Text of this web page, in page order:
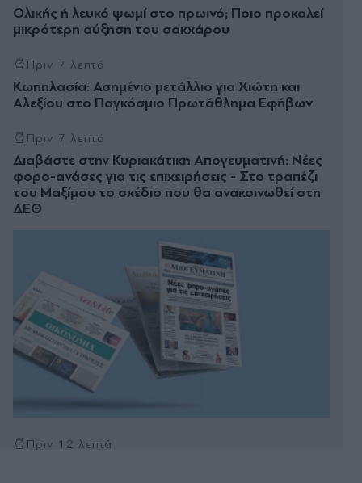
Ολικής ή λευκό ψωμί στο πρωινό; Ποιο προκαλεί
μικρότερη αύξηση του σακχάρου
Πριν 7 λεπτά
Kωπηλασία: Ασημένιο μετάλλιο για Χιώτη και
Αλεξίου στο Παγκόσμιο Πρωτάθλημα Εφήβων
Πριν 7 λεπτά
Διαβάστε στην Κυριακάτικη Απογευματινή: Νέες
φορο-ανάσες για τις επιχειρήσεις - Στο τραπέζι
του Μαξίµου το σχέδιο που θα ανακοινωθεί στη
∆ΕΘ
Πριν 12 λεπτά